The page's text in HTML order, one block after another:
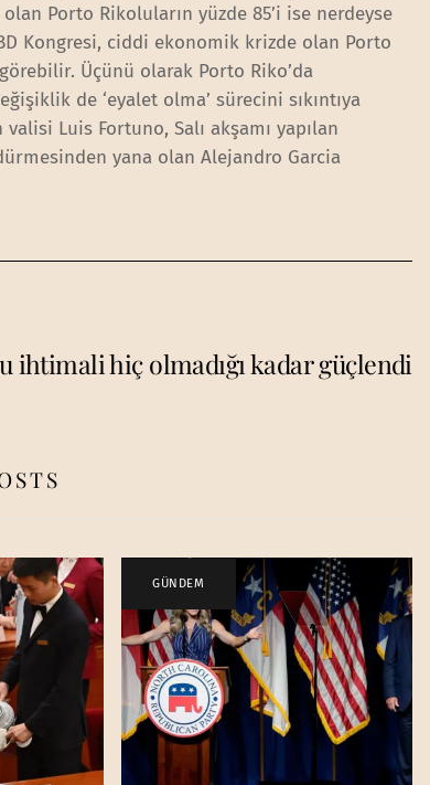
Porto Rikoluların yüzde 85’i ise nerdeyse
Kongresi, ciddi ekonomik krizde olan Porto
Üçünü olarak Porto Riko’da
de ‘eyalet olma’ sürecini sıkıntıya
Luis Fortuno, Salı akşamı yapılan
yana olan Alejandro Garcia
ihtimali hiç olmadığı kadar güçlendi
GÜNDEM